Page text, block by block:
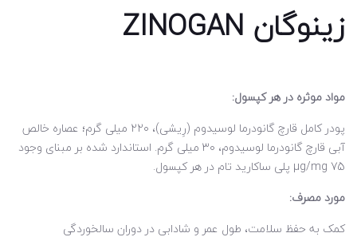
زينوگان ZINOGAN
مواد موثره در هر کپسول:
پودر کامل قارچ گانودرما لوسیدوم (رِیشی)، ۲۲۰ میلی گرم؛ عصاره خالص
آبی قارچ گانودرما لوسیدوم، ۳۰ میلی گرم. استاندارد شده بر مبنای وجود
µg/mg 75 پلی ساکارید تام در هر کپسول.
مورد مصرف:
کمک به حفظ سلامت، طول عمر و شادابی در دوران سالخوردگی